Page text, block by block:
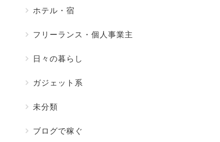
ホテル・宿
フリーランス・個人事業主
日々の暮らし
ガジェット系
未分類
ブログで稼ぐ